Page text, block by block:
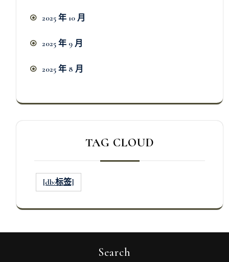
2025 年 10 月
2025 年 9 月
2025 年 8 月
TAG CLOUD
[db:标签]
Search